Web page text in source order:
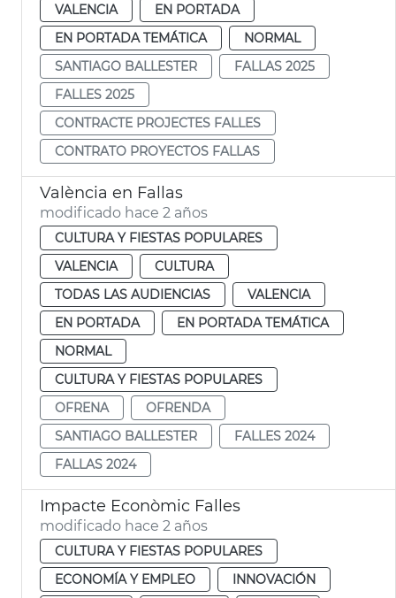
VALENCIA
EN PORTADA
EN PORTADA TEMÁTICA
NORMAL
SANTIAGO BALLESTER
FALLAS 2025
FALLES 2025
CONTRACTE PROJECTES FALLES
CONTRATO PROYECTOS FALLAS
València en Fallas
modificado hace 2 años
CULTURA Y FIESTAS POPULARES
VALENCIA
CULTURA
TODAS LAS AUDIENCIAS
VALENCIA
EN PORTADA
EN PORTADA TEMÁTICA
NORMAL
CULTURA Y FIESTAS POPULARES
OFRENA
OFRENDA
SANTIAGO BALLESTER
FALLES 2024
FALLAS 2024
Impacte Econòmic Falles
modificado hace 2 años
CULTURA Y FIESTAS POPULARES
ECONOMÍA Y EMPLEO
INNOVACIÓN